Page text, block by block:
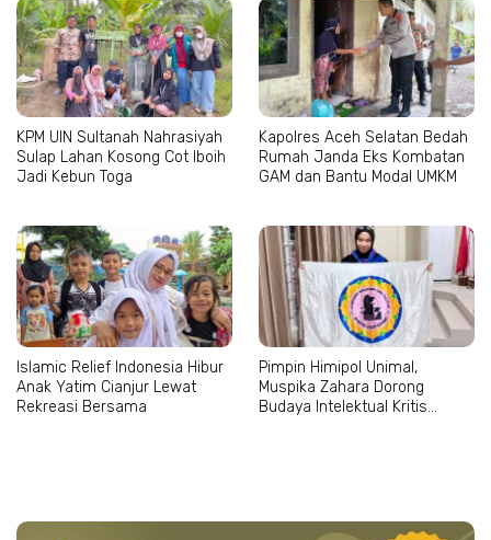
KPM UIN Sultanah Nahrasiyah
Sulap Lahan Kosong Cot Iboih
Jadi Kebun Toga
Kapolres Aceh Selatan Bedah
Rumah Janda Eks Kombatan
GAM dan Bantu Modal UMKM
Islamic Relief Indonesia Hibur
Anak Yatim Cianjur Lewat
Rekreasi Bersama
Pimpin Himipol Unimal,
Muspika Zahara Dorong
Budaya Intelektual Kritis